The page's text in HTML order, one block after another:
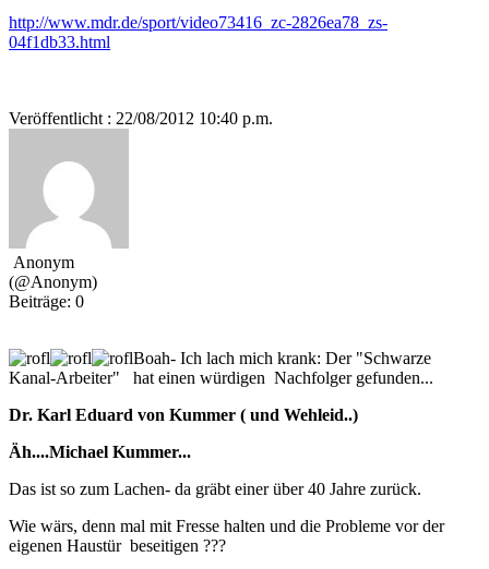
http://www.mdr.de/sport/video73416_zc-2826ea78_zs-
04f1db33.html
Veröffentlicht : 22/08/2012 10:40 p.m.
Anonym
(@Anonym)
Beiträge: 0
Boah- Ich lach mich krank: Der "Schwarze
Kanal-Arbeiter" hat einen würdigen Nachfolger gefunden...
Dr. Karl Eduard von Kummer ( und Wehleid..)
Äh....Michael Kummer...
Das ist so zum Lachen- da gräbt einer über 40 Jahre zurück.
Wie wärs, denn mal mit Fresse halten und die Probleme vor der
eigenen Haustür beseitigen ???